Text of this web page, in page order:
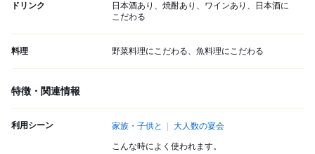
ドリンク
日本酒あり、焼酎あり、ワインあり、日本酒に
こだわる
料理 野菜料理にこだわる、魚料理にこだわる
特徴・関連情報
利用シーン 家族・子供と 大人数の宴会
こんな時によく使われます。